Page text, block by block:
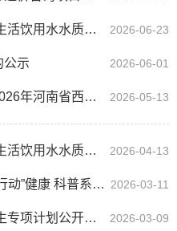
2026年第二季度新乡市城区生活饮用水水质检测公示 2026-06-23
公示 2026-06-01
新乡市卫生健康委员会关于2026年河南省西医学习中医骨干（拔尖）人才项目拟推荐人选公示 2026-05-13
2026年第一季度新乡市城区生活饮用水水质检测公示 2026-04-13
关于举办新乡市“文明实践我行动”健康 科普系列活动暨第八届健康科普技能大赛和健康文化作品征集的通知 2026-03-11
河南省2025年大学生乡村医生专项计划公开招聘考察结果及拟聘用人员公示（新乡地区） 2026-03-09